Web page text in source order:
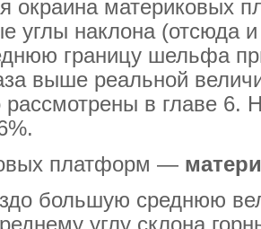
окраина материковых
углы наклона (отсюда
границу шельфа
выше реальной
рассмотрены в главе 6.
платформ —
большую среднюю